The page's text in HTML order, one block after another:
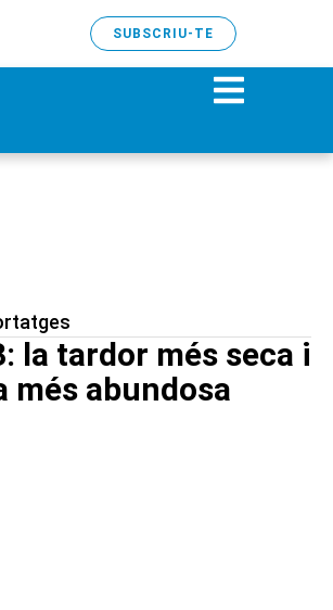
SUBSCRIU-TE
la tardor més seca i
més abundosa